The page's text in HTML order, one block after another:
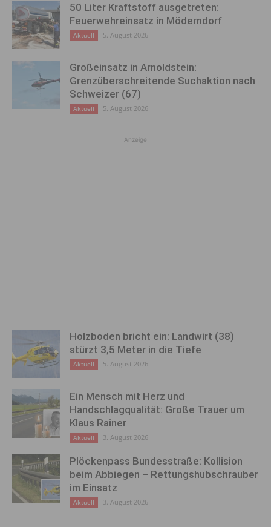
50 Liter Kraftstoff ausgetreten:
Feuerwehreinsatz in Möderndorf
Aktuell 5. August 2026
Großeinsatz in Arnoldstein:
Grenzüberschreitende Suchaktion nach
Schweizer (67)
Aktuell 5. August 2026
Anzeige
Holzboden bricht ein: Landwirt (38)
stürzt 3,5 Meter in die Tiefe
Aktuell 5. August 2026
Ein Mensch mit Herz und
Handschlagqualität: Große Trauer um
Klaus Rainer
Aktuell 3. August 2026
Plöckenpass Bundesstraße: Kollision
beim Abbiegen – Rettungshubschrauber
im Einsatz
Aktuell 3. August 2026